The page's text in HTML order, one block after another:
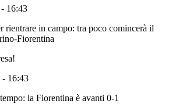
16:43
rientrare in campo: tra poco comincerà il
Fiorentina
- 16:43
la Fiorentina è avanti 0-1